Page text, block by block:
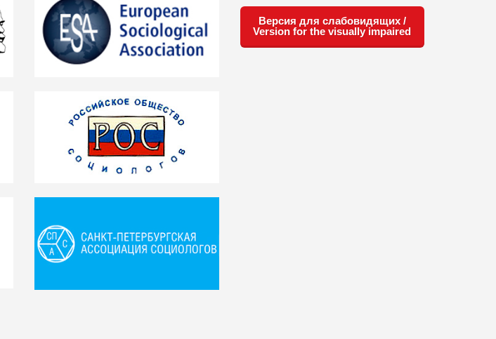
Версия для слабовидящих /
Version for the visually impaired